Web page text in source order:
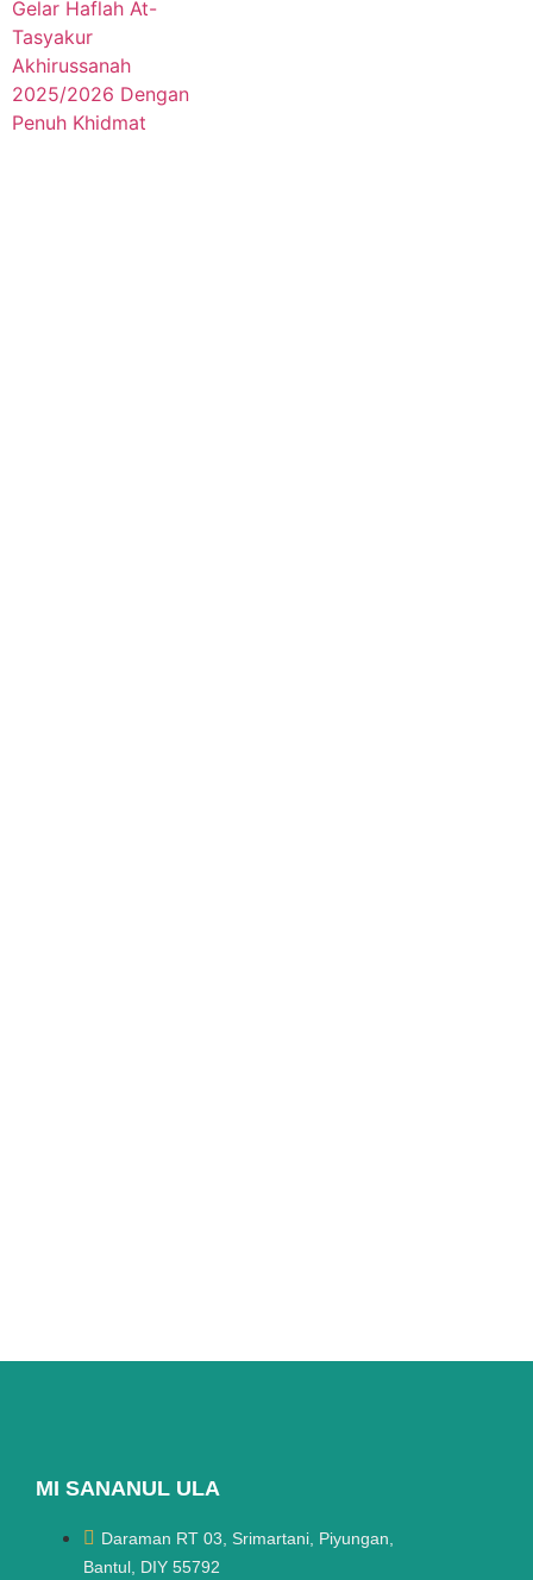
MI SANANUL ULA
Daraman RT 03, Srimartani, Piyungan,
Bantul, DIY 55792